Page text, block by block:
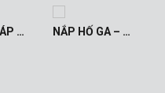
NẮP BỂ CÁP HÈ – NẮP HỐ GA NẮP HỐ GA – NẮP BỂ CÁP ĐƯỜNG